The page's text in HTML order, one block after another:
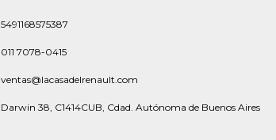
5491168575387
011 7078-0415
ventas@lacasadelrenault.com
Darwin 38, C1414CUB, Cdad. Autónoma de Buenos Aires